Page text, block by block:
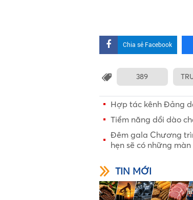
Chia sẻ Facebook
389
Hợp tác kênh Đảng
Tiềm năng dồi dào
Đêm gala Chương
hẹn sẽ có những
TIN MỚI